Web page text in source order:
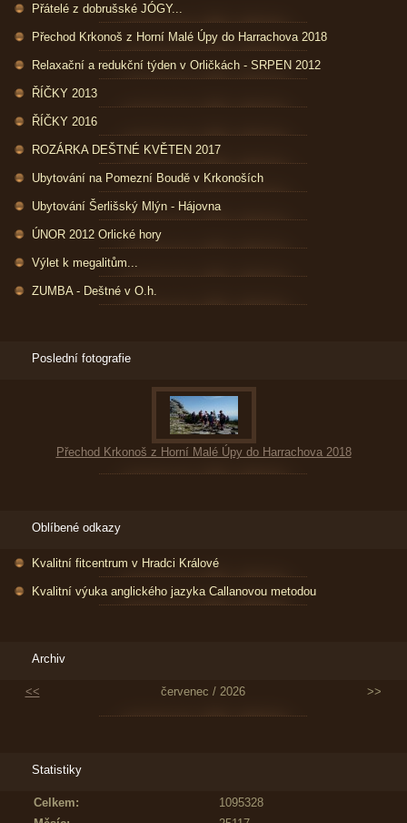
Přátelé z dobrušské JÓGY...
Přechod Krkonoš z Horní Malé Úpy do Harrachova 2018
Relaxační a redukční týden v Orličkách - SRPEN 2012
ŘÍČKY 2013
ŘÍČKY 2016
ROZÁRKA DEŠTNÉ KVĚTEN 2017
Ubytování na Pomezní Boudě v Krkonoších
Ubytování Šerlišský Mlýn - Hájovna
ÚNOR 2012 Orlické hory
Výlet k megalitům...
ZUMBA - Deštné v O.h.
Poslední fotografie
Přechod Krkonoš z Horní Malé Úpy do Harrachova 2018
Oblíbené odkazy
Kvalitní fitcentrum v Hradci Králové
Kvalitní výuka anglického jazyka Callanovou metodou
Archiv
<< červenec / 2026 >>
Statistiky
Celkem:
1095328